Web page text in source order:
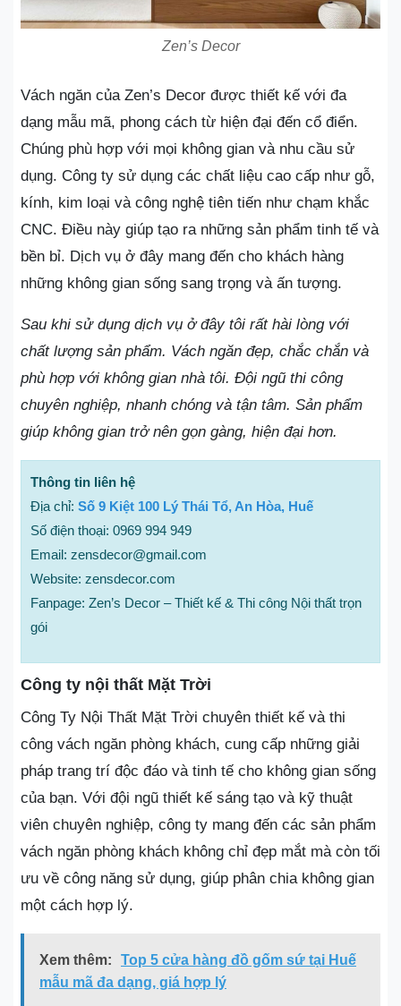
Zen’s Decor
Vách ngăn của Zen’s Decor được thiết kế với đa
dạng mẫu mã, phong cách từ hiện đại đến cổ điển.
Chúng phù hợp với mọi không gian và nhu cầu sử
dụng. Công ty sử dụng các chất liệu cao cấp như gỗ,
kính, kim loại và công nghệ tiên tiến như chạm khắc
CNC. Điều này giúp tạo ra những sản phẩm tinh tế và
bền bỉ. Dịch vụ ở đây mang đến cho khách hàng
những không gian sống sang trọng và ấn tượng.
Sau khi sử dụng dịch vụ ở đây tôi rất hài lòng với
chất lượng sản phẩm. Vách ngăn đẹp, chắc chắn và
phù hợp với không gian nhà tôi. Đội ngũ thi công
chuyên nghiệp, nhanh chóng và tận tâm. Sản phẩm
giúp không gian trở nên gọn gàng, hiện đại hơn.
Thông tin liên hệ
Địa chỉ: Số 9 Kiệt 100 Lý Thái Tổ, An Hòa, Huế
Số điện thoại: 0969 994 949
Email: zensdecor@gmail.com
Website: zensdecor.com
Fanpage: Zen’s Decor – Thiết kế & Thi công Nội thất trọn
gói
Công ty nội thất Mặt Trời
Công Ty Nội Thất Mặt Trời chuyên thiết kế và thi
công vách ngăn phòng khách, cung cấp những giải
pháp trang trí độc đáo và tinh tế cho không gian sống
của bạn. Với đội ngũ thiết kế sáng tạo và kỹ thuật
viên chuyên nghiệp, công ty mang đến các sản phẩm
vách ngăn phòng khách không chỉ đẹp mắt mà còn tối
ưu về công năng sử dụng, giúp phân chia không gian
một cách hợp lý.
Xem thêm:
Top 5 cửa hàng đồ gốm sứ tại Huế
mẫu mã đa dạng, giá hợp lý